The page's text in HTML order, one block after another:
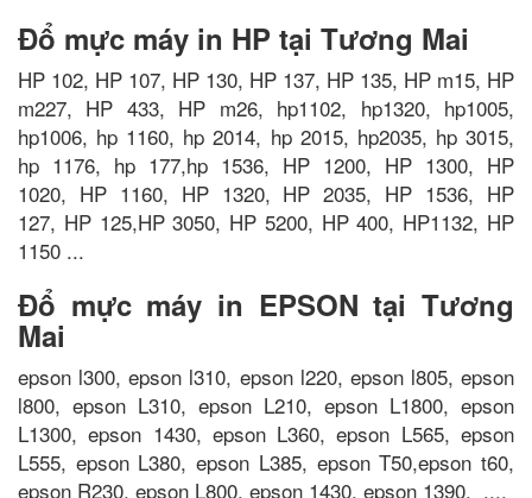
Đổ mực máy in HP tại Tương Mai
HP 102, HP 107, HP 130, HP 137, HP 135, HP m15, HP
m227, HP 433, HP m26, hp1102, hp1320, hp1005,
hp1006, hp 1160, hp 2014, hp 2015, hp2035, hp 3015,
hp 1176, hp 177,hp 1536, HP 1200, HP 1300, HP
1020, HP 1160, HP 1320, HP 2035, HP 1536, HP
127, HP 125,HP 3050, HP 5200, HP 400, HP1132, HP
1150 ...
Đổ mực máy in EPSON tại Tương
Mai
epson l300, epson l310, epson l220, epson l805, epson
l800, epson L310, epson L210, epson L1800, epson
L1300, epson 1430, epson L360, epson L565, epson
L555, epson L380, epson L385, epson T50,epson t60,
epson R230, epson L800, epson 1430, epson 1390, ....